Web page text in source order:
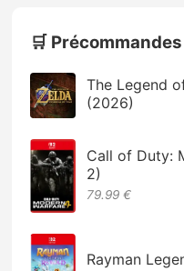
🛒
The Legend
(2026)
Call of Duty:
2)
79.99 €
Rayman